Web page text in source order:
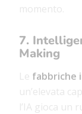
momento.
7.
Making
Le fabbriche
un’elevata
l’IA gioca un